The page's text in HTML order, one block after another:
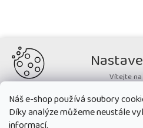
Náš e-shop používá soubory
Díky analýze můžeme neustále
Vítejte
Potřebujeme nastavit cookies
zobrazovaný obsah odpovídal
přesně to, co potřebujete. Soubory
nikdy neslouží ke zjišťování